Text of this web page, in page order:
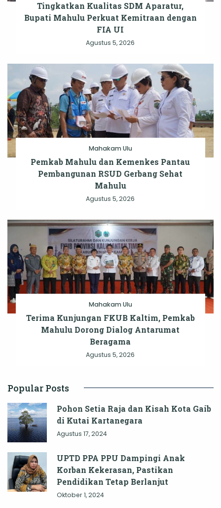
Tingkatkan Kualitas SDM Aparatur,
Bupati Mahulu Perkuat Kemitraan dengan
FIA UI
Agustus 5, 2026
Mahakam Ulu
Pemkab Mahulu dan Kemenkes Pantau
Pembangunan RSUD Gerbang Sehat
Mahulu
Agustus 5, 2026
Mahakam Ulu
Terima Kunjungan FKUB Kaltim, Pemkab
Mahulu Dorong Dialog Antarumat
Beragama
Agustus 5, 2026
Popular Posts
Pohon Setia Raja dan Kisah Kota Gaib
di Kutai Kartanegara
Agustus 17, 2024
UPTD PPA PPU Dampingi Anak
Korban Kekerasan, Pastikan
Pendidikan Tetap Berlanjut
Oktober 1, 2024